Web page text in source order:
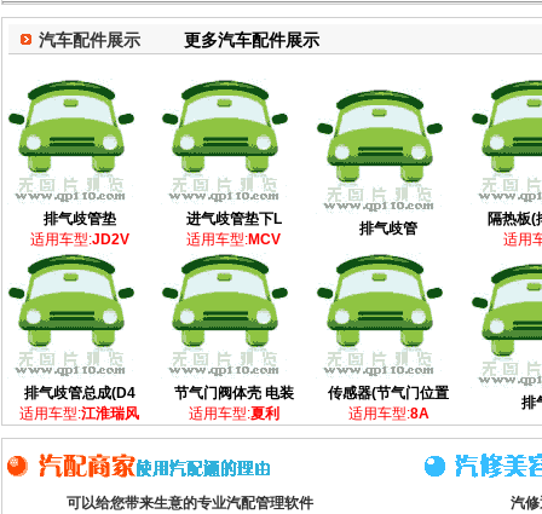
汽车配件展示 更多汽车配件展示
排气歧管垫
适用车型:JD2V
进气歧管垫下L
适用车型:MCV
排气歧管
隔热板(
适用
排气歧管总成(D4
适用车型:江淮瑞风
节气门阀体壳 电装
适用车型:夏利
传感器(节气门位置
适用车型:8A
排
可以给您带来生意的专业汽配管理软件
汽